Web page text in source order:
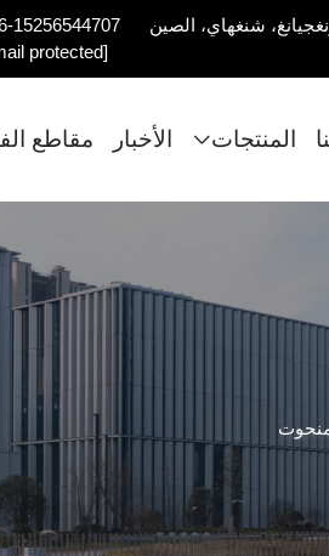
15256544707
protected]
المنتجات الأخبار مقاطع